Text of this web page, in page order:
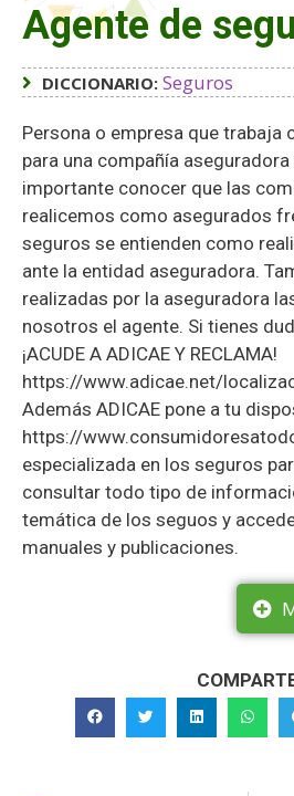
Agente de
DICCIONARIO: Seguros
Persona o empresa que trabaja
para una compañía aseguradora
importante conocer que las
realicemos como asegurados
seguros se entienden como
ante la entidad aseguradora.
realizadas por la aseguradora
nosotros el agente. Si tienes
¡ACUDE A ADICAE Y RECLAMA!
https://www.adicae.net/
Además ADICAE pone a tu
https://
especializada en los seguros
consultar todo tipo de
temática de los seguos y
manuales y publicaciones.